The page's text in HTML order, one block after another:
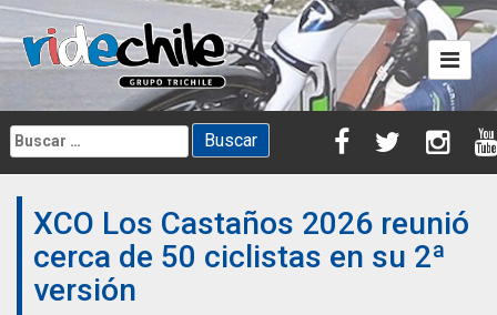
Skip
to
content
Buscar:
XCO Los Castaños 2026 reunió
cerca de 50 ciclistas en su 2ª
versión